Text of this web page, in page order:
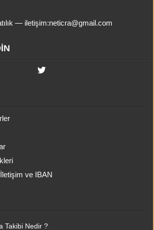
— iletişim:neticra@gmail.com
ve IBAN
Takibi Nedir ?